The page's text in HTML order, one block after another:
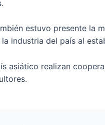
estuvo presente la
industria del país al
asiático realizan